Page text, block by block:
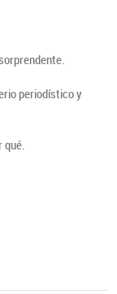
periodístico y
qué.